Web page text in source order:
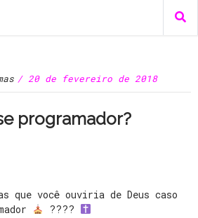
/ 20 de fevereiro de 2018
programador?
que você ouviria de Deus caso
????